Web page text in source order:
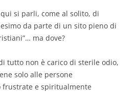
si parli, come al solito, di
da parte di un sito pieno di
ma dove?
tutto non è carico di sterile odio,
solo alle persone
frustrate e spiritualmente